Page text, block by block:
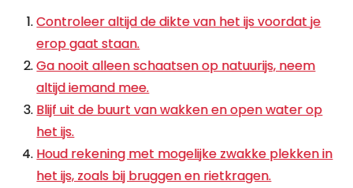
Controleer altijd de dikte van het ijs voordat je
erop gaat staan.
Ga nooit alleen schaatsen op natuurijs, neem
altijd iemand mee.
Blijf uit de buurt van wakken en open water op
het ijs.
Houd rekening met mogelijke zwakke plekken in
het ijs, zoals bij bruggen en rietkragen.